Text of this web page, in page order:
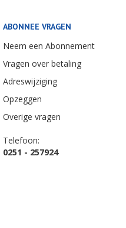
ABONNEE VRAGEN
Neem een Abonnement
Vragen over betaling
Adreswijziging
Opzeggen
Overige vragen
Telefoon:
0251 - 257924